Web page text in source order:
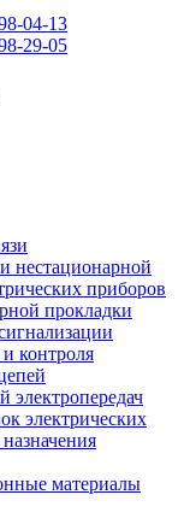
04-13
29-05
нестационарной
приборов
прокладки
контроля
электрических
материалы